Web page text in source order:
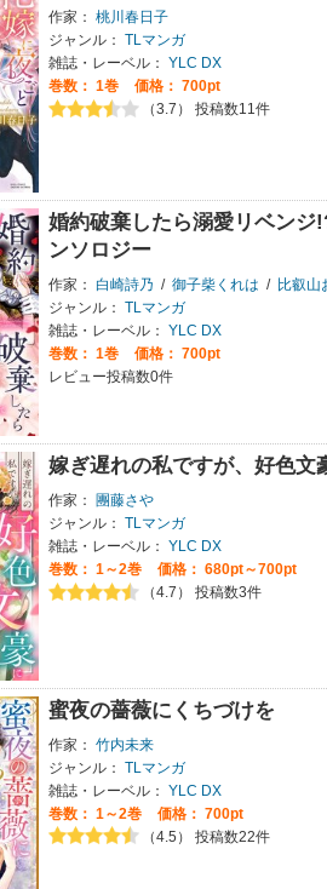
作家： 桃川春日子
ジャンル： TLマンガ
雑誌・レーベル： YLC DX
巻数： 1巻
価格： 700pt
（3.7） 投稿数11件
婚約破棄したら溺愛リベン
ンソロジー
作家： 白崎詩乃 / 御子柴くれは / 比叡山
ジャンル： TLマンガ
雑誌・レーベル： YLC DX
巻数： 1巻
価格： 700pt
レビュー投稿数0件
嫁ぎ遅れの私ですが、好色文
作家：
團藤さや
ジャンル： TLマンガ
雑誌・レーベル： YLC DX
巻数： 1～2巻
価格： 680pt～700pt
（4.7） 投稿数3件
蜜夜の薔薇にくちづけを
作家： 竹内未来
ジャンル： TLマンガ
雑誌・レーベル： YLC DX
巻数： 1～2巻
価格： 700pt
（4.5） 投稿数22件